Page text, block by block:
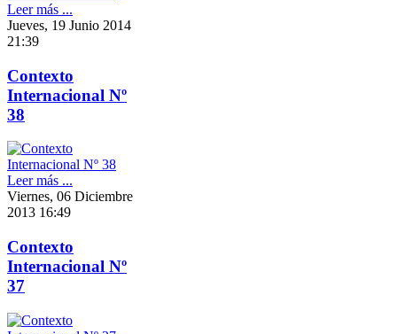
Leer más ...
Jueves, 19 Junio 2014
21:39
Contexto
Internacional Nº
38
Leer más ...
Viernes, 06 Diciembre
2013 16:49
Contexto
Internacional Nº
37